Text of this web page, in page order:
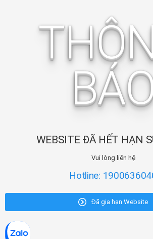
WEBSITE ĐÃ HẾT HẠN
Vui lòng liên hệ
Hotline:
Đã gia hạn Website